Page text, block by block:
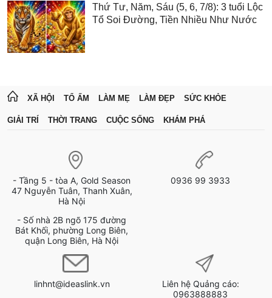
Thứ Tư, Năm, Sáu (5, 6, 7/8): 3 tuổi Lộc
Tổ Soi Đường, Tiền Nhiều Như Nước
XÃ HỘI TỔ ẤM LÀM MẸ LÀM ĐẸP SỨC KHỎE
GIẢI TRÍ THỜI TRANG CUỘC SỐNG KHÁM PHÁ
- Tầng 5 - tòa A, Gold Season
47 Nguyễn Tuân, Thanh Xuân,
Hà Nội
- Số nhà 2B ngõ 175 đường
Bát Khối, phường Long Biên,
quận Long Biên, Hà Nội
0936 99 3933
linhnt@ideaslink.vn
Liên hệ Quảng cáo:
0963888883